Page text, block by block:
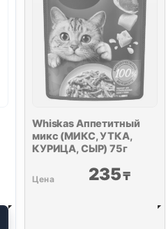
Whiskas Аппетитный
микс (МИКС, УТКА,
КУРИЦА, СЫР) 75г
235₸